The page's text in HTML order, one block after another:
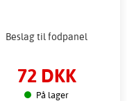
Beslag til fodpanel
72 DKK
På lager